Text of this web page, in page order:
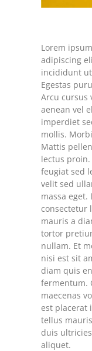
Lorem
adipiscing
incididunt
Egestas
Arcu cursus
aenean vel
imperdiet
mollis.
Mattis
lectus
feugiat sed
velit sed
massa
consectetur
mauris a
tortor
nullam. Et
nisi est sit
diam quis
fermentum.
maecenas
est placerat
tellus
duis
aliquet.